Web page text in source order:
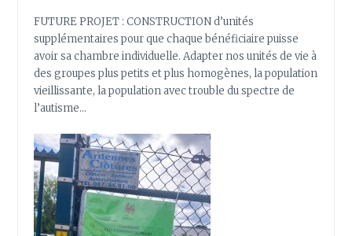
FUTURE PROJET : CONSTRUCTION d’unités
supplémentaires pour que chaque bénéficiaire puisse
avoir sa chambre individuelle. Adapter nos unités de vie à
des groupes plus petits et plus homogènes, la population
vieillissante, la population avec trouble du spectre de
l’autisme…